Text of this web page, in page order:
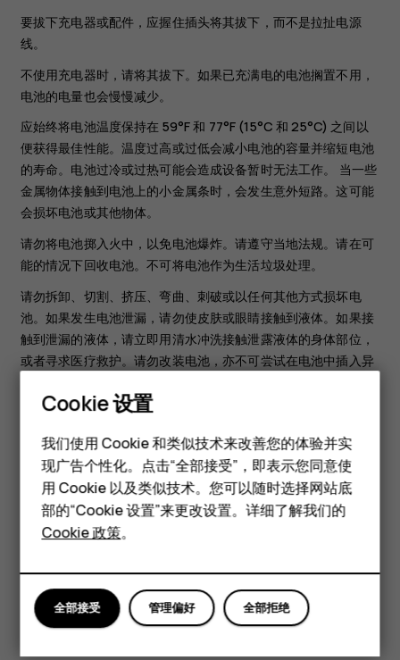
智能手机
经典手机
配件
平板电脑
要拔下充电器或配件，应握住插头将其拔下，而不是拉扯电源
线。
不使用充电器时，请将其拔下。如果已充满电的电池搁置不用，
电池的电量也会慢慢减少。
应始终将电池温度保持在 59°F 和 77°F (15°C 和 25°C) 之间以
便获得最佳性能。温度过高或过低会减小电池的容量并缩短电池
的寿命。电池过冷或过热可能会造成设备暂时无法工作。 当一些
金属物体接触到电池上的小金属条时，会发生意外短路。这可能
会损坏电池或其他物体。
请勿将电池掷入火中，以免电池爆炸。请遵守当地法规。请在可
能的情况下回收电池。不可将电池作为生活垃圾处理。
请勿拆卸、切割、挤压、弯曲、刺破或以任何其他方式损坏电
池。如果发生电池泄漏，请勿使皮肤或眼睛接触到液体。如果接
触到泄漏的液体，请立即用清水冲洗接触泄露液体的身体部位，
或者寻求医疗救护。请勿改装电池，亦不可尝试在电池中插入异
炸。
不要将电池和充电器挪作它用。使用不当或使用未经认可的电池
或充电器可能存在引发火灾、爆炸或发生其他危险的风险，还可
能违反对手机的认可或保修条款。如果您确信电池或充电器已破
损，请在继续使用前将其送至维修中心或手机经销商处。切勿使
用受损的电池或充电器。只能在室内使用充电器。不要在雷雨天
气给设备充电。
Cookie 设置
我们使用 Cookie 和类似技术来改善您的体验并实
现广告个性化。点击“全部接受”，即表示您同意使
用 Cookie 以及类似技术。您可以随时选择网站底
部的“Cookie 设置”来更改设置。详细了解我们的
Cookie 政策。
全部拒绝
管理偏好
全部接受